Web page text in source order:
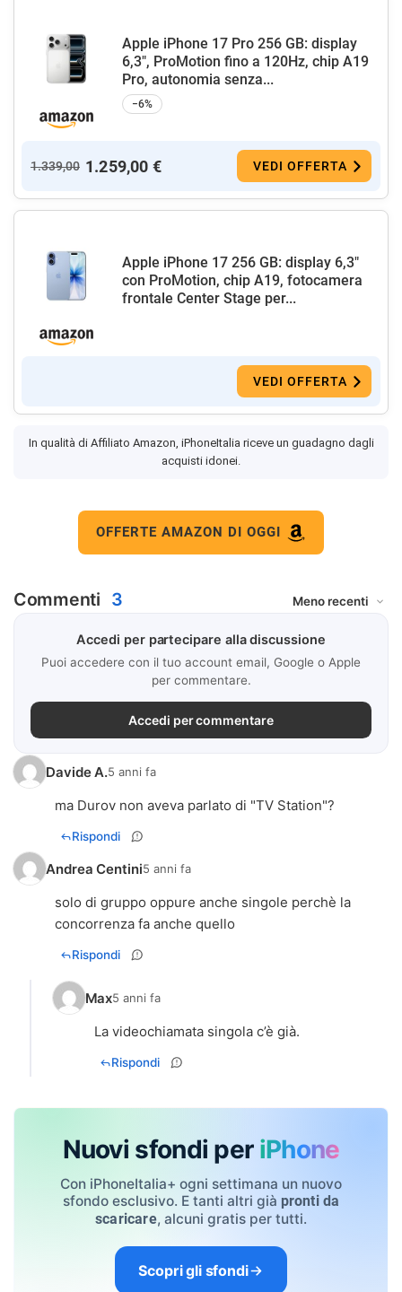
Apple iPhone 17 Pro 256 GB: display
6,3", ProMotion fino a 120Hz, chip A19
Pro, autonomia senza...
−6%
1.339,00 1.259,00 € VEDI OFFERTA
Apple iPhone 17 256 GB: display 6,3"
con ProMotion, chip A19, fotocamera
frontale Center Stage per...
VEDI OFFERTA
In qualità di Affiliato Amazon, iPhoneItalia riceve un guadagno dagli
acquisti idonei.
OFFERTE AMAZON DI OGGI
Commenti 3
Accedi per partecipare alla discussione
Puoi accedere con il tuo account email, Google o Apple
per commentare.
Accedi per commentare
Davide A.5 anni fa
ma Durov non aveva parlato di "TV Station"?
Rispondi
Andrea Centini5 anni fa
solo di gruppo oppure anche singole perchè la
concorrenza fa anche quello
Rispondi
Max5 anni fa
La videochiamata singola c’è già.
Rispondi
Nuovi sfondi per iPhone
Con iPhoneItalia+ ogni settimana un nuovo
sfondo esclusivo. E tanti altri già pronti da
scaricare, alcuni gratis per tutti.
Scopri gli sfondi